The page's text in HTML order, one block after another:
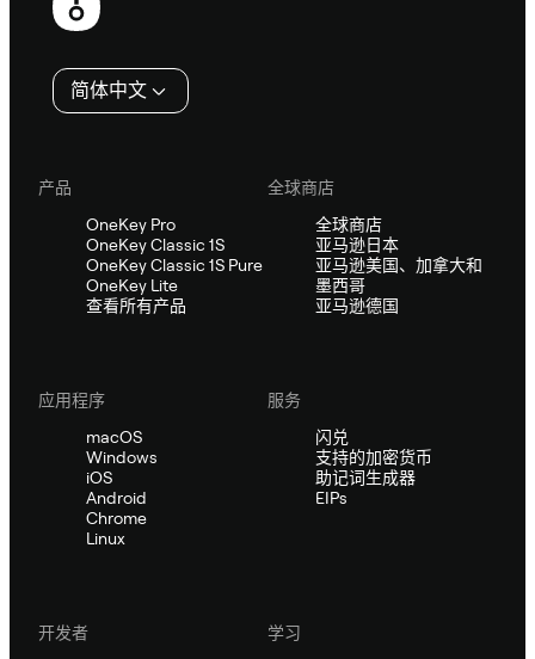
简体中文
产品
OneKey Pro
OneKey Classic 1S
OneKey Classic 1S Pure
OneKey Lite
查看所有产品
全球商店
全球商店
亚马逊日本
亚马逊美国、加拿大和
墨西哥
亚马逊德国
应用程序
macOS
Windows
iOS
Android
Chrome
Linux
服务
闪兑
支持的加密货币
助记词生成器
EIPs
开发者
学习